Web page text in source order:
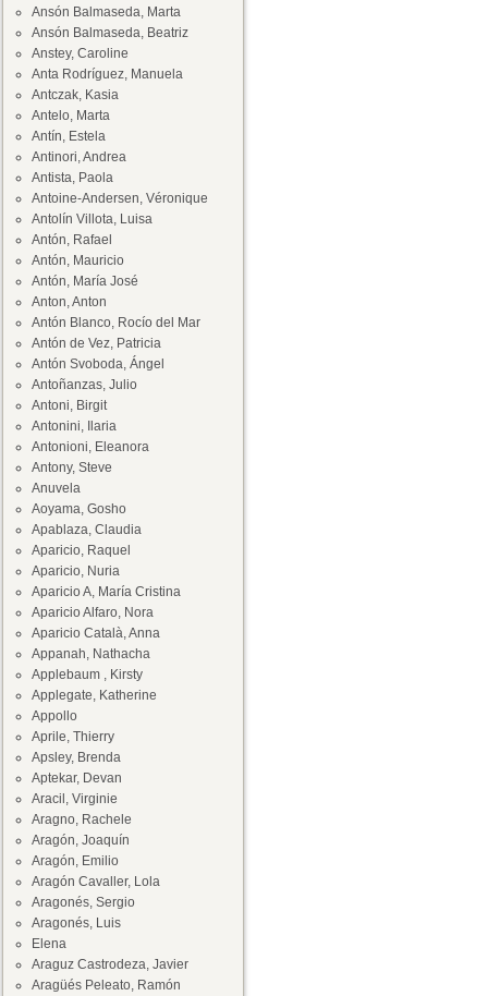
Ansón Balmaseda, Marta
Ansón Balmaseda, Beatriz
Anstey, Caroline
Anta Rodríguez, Manuela
Antczak, Kasia
Antelo, Marta
Antín, Estela
Antinori, Andrea
Antista, Paola
Antoine-Andersen, Véronique
Antolín Villota, Luisa
Antón, Rafael
Antón, Mauricio
Antón, María José
Anton, Anton
Antón Blanco, Rocío del Mar
Antón de Vez, Patricia
Antón Svoboda, Ángel
Antoñanzas, Julio
Antoni, Birgit
Antonini, Ilaria
Antonioni, Eleanora
Antony, Steve
Anuvela
Aoyama, Gosho
Apablaza, Claudia
Aparicio, Raquel
Aparicio, Nuria
Aparicio A, María Cristina
Aparicio Alfaro, Nora
Aparicio Català, Anna
Appanah, Nathacha
Applebaum , Kirsty
Applegate, Katherine
Appollo
Aprile, Thierry
Apsley, Brenda
Aptekar, Devan
Aracil, Virginie
Aragno, Rachele
Aragón, Joaquín
Aragón, Emilio
Aragón Cavaller, Lola
Aragonés, Sergio
Aragonés, Luis
Elena
Araguz Castrodeza, Javier
Aragüés Peleato, Ramón